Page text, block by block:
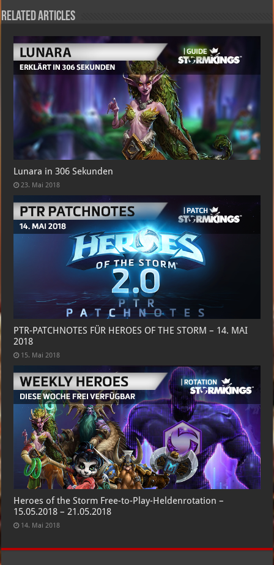
Related Articles
Lunara in 306 Sekunden
23. Mai 2018
PTR-PATCHNOTES FÜR HEROES OF THE STORM – 14. MAI
2018
15. Mai 2018
Heroes of the Storm Free-to-Play-Heldenrotation –
15.05.2018 – 21.05.2018
14. Mai 2018